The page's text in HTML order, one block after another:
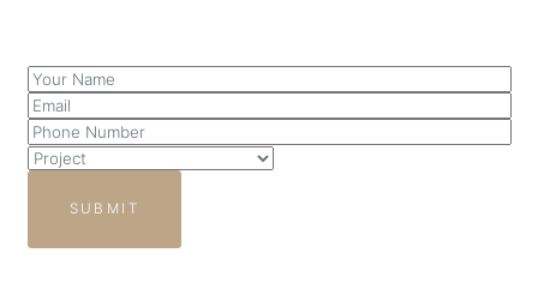
SUBMIT